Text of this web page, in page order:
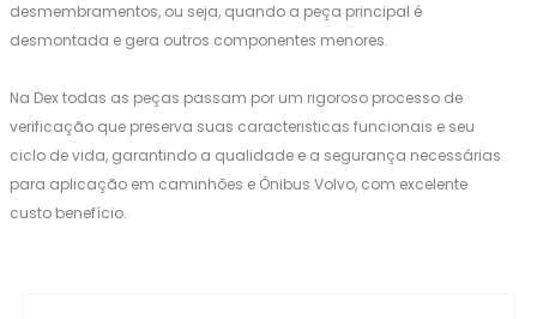
desmembramentos, ou seja, quando a peça principal é
desmontada e gera outros componentes menores.
Na Dex todas as peças passam por um rigoroso processo de
verificação que preserva suas caracteristicas funcionais e seu
ciclo de vida, garantindo a qualidade e a segurança necessárias
para aplicação em caminhões e Ônibus Volvo, com excelente
custo benefício.